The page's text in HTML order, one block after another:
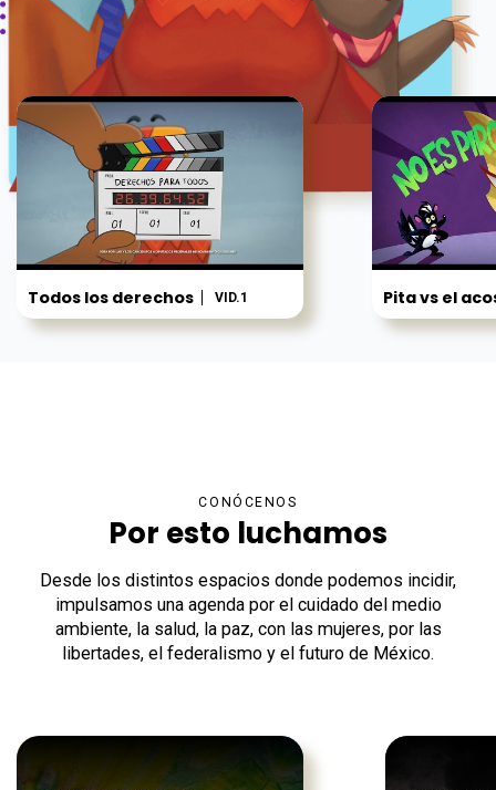
Todos los derechos VID.1 Pita vs el
CONÓCENOS
Por esto luchamos
Desde los distintos espacios donde podemos incidir,
impulsamos una agenda por el cuidado del medio
ambiente, la salud, la paz, con las mujeres, por las
libertades, el federalismo y el futuro de México.